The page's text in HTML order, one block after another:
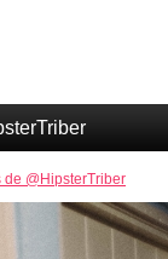
de @HipsterTriber